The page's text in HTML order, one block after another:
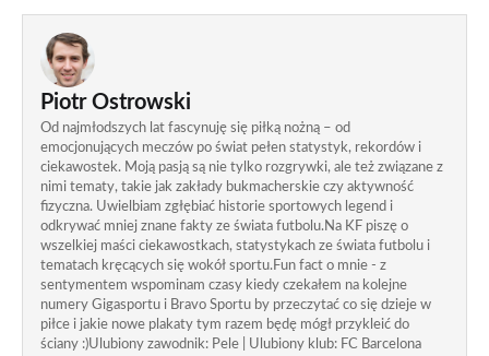
Piotr Ostrowski
Od najmłodszych lat fascynuję się piłką nożną – od
emocjonujących meczów po świat pełen statystyk, rekordów i
ciekawostek. Moją pasją są nie tylko rozgrywki, ale też związane z
nimi tematy, takie jak zakłady bukmacherskie czy aktywność
fizyczna. Uwielbiam zgłębiać historie sportowych legend i
odkrywać mniej znane fakty ze świata futbolu.Na KF piszę o
wszelkiej maści ciekawostkach, statystykach ze świata futbolu i
tematach kręcących się wokół sportu.Fun fact o mnie - z
sentymentem wspominam czasy kiedy czekałem na kolejne
numery Gigasportu i Bravo Sportu by przeczytać co się dzieje w
piłce i jakie nowe plakaty tym razem będę mógł przykleić do
ściany :)Ulubiony zawodnik: Pele | Ulubiony klub: FC Barcelona